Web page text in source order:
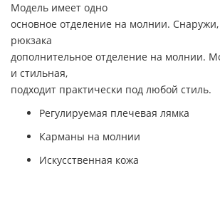
Модель имеет одно
основное отделение на молнии.
рюкзака
дополнительное отделение на молнии.
и стильная,
подходит практически под любой стиль.
Регулируемая плечевая лямка
Карманы на молнии
Искусственная кожа